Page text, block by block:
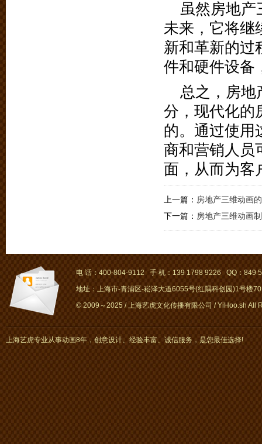
虽然房地
未来，它将继
新和革新的过
件和硬件设备
总之，房地
分，现代化的
的。通过使用
商和营销人员
面，从而为客
上一篇： 房地产三维动画
下一篇： 房地产三维动画
电 话：400-804-9112 手 机：139 1798 9226 QQ：849
地址：上海市-青浦区-崧泽大道6055号(红隅科创园)1号楼
© 2009～2025 / 上海艺虎文化传播有限公司 / YiHoo.sh All
上海艺虎专业从事动画8年，创意设计、经验丰富、诚信服务，是您最佳选择!